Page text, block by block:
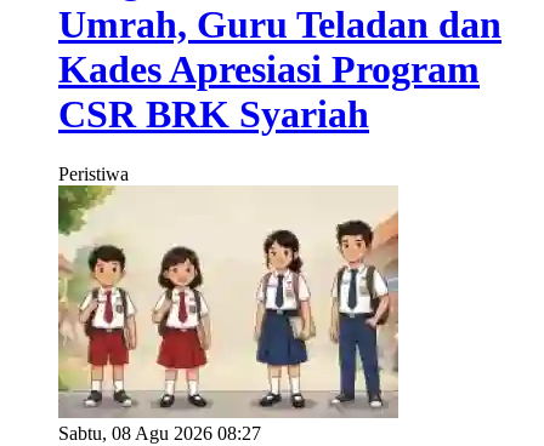
Umrah, Guru Teladan dan
Kades Apresiasi Program
CSR BRK Syariah
Peristiwa
Sabtu, 08 Agu 2026 08:27